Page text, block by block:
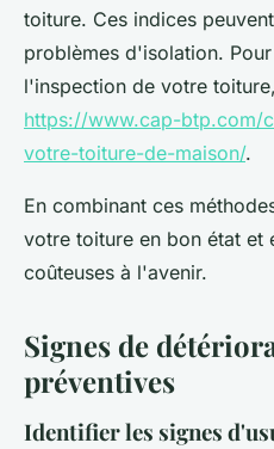
toiture. Ces indices
problèmes d'isolation.
l'inspection de votre
https://www.cap-btp.com/
votre-toiture-de-maison/.
En combinant ces
votre toiture en bon état et
coûteuses à l'avenir.
Signes de
préventives
Identifier les signes